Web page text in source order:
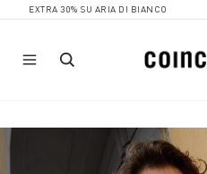
30% SU ARIA DI BIANCO